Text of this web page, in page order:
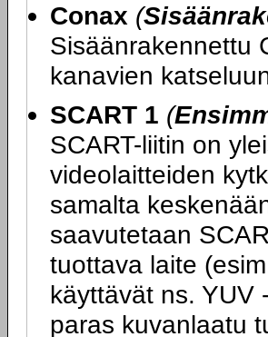
Conax (
Sisäänrakennettu
kanavien
SCART 1 (
SCART-liitin on
videolaitteiden
samalta
saavutetaan
tuottava laite
käyttävät ns. YUV
paras kuvanlaatu